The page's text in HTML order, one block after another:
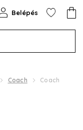
Belépés
Coach
Coach